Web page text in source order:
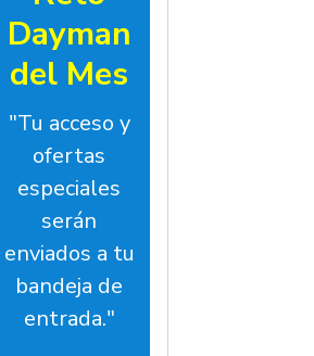
Dayman
del Mes
"Tu acceso y
ofertas
especiales
serán
enviados a tu
bandeja de
entrada."